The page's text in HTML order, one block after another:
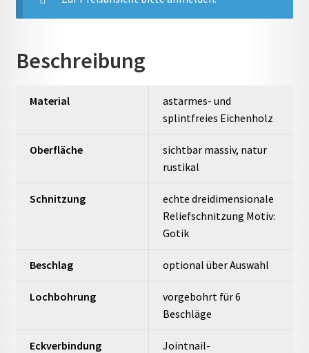
Beschreibung
Material
astarmes- und
splintfreies Eichenholz
Oberfläche
sichtbar massiv, natur
rustikal
Schnitzung
echte dreidimensionale
Reliefschnitzung Motiv:
Gotik
Beschlag optional über Auswahl
Lochbohrung
vorgebohrt für 6
Beschläge
Eckverbindung
Jointnail-